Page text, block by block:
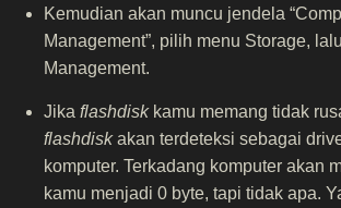
Kemudian akan muncu jendela
Management”, pilih menu Storage,
Management.
Jika flashdiskkamu memang tidak
flashdiskakan terdeteksi sebagai
komputer. Terkadang komputer akan
kamu menjadi 0 byte, tapi tidak apa.